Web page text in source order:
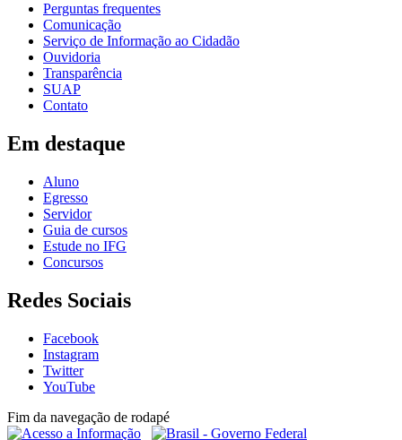
Perguntas frequentes
Comunicação
Serviço de Informação ao Cidadão
Ouvidoria
Transparência
SUAP
Contato
Em destaque
Aluno
Egresso
Servidor
Guia de cursos
Estude no IFG
Concursos
Redes Sociais
Facebook
Instagram
Twitter
YouTube
Fim da navegação de rodapé